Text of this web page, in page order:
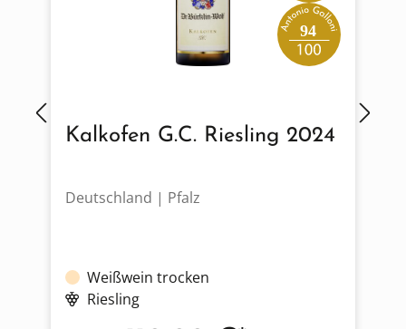
94
Kalkofen G.C. Riesling 2024
Deutschland | Pfalz
Weißwein trocken
Riesling